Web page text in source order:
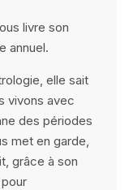
livre son
annuel.
elle sait
vivons avec
des périodes
met en garde,
grâce à son